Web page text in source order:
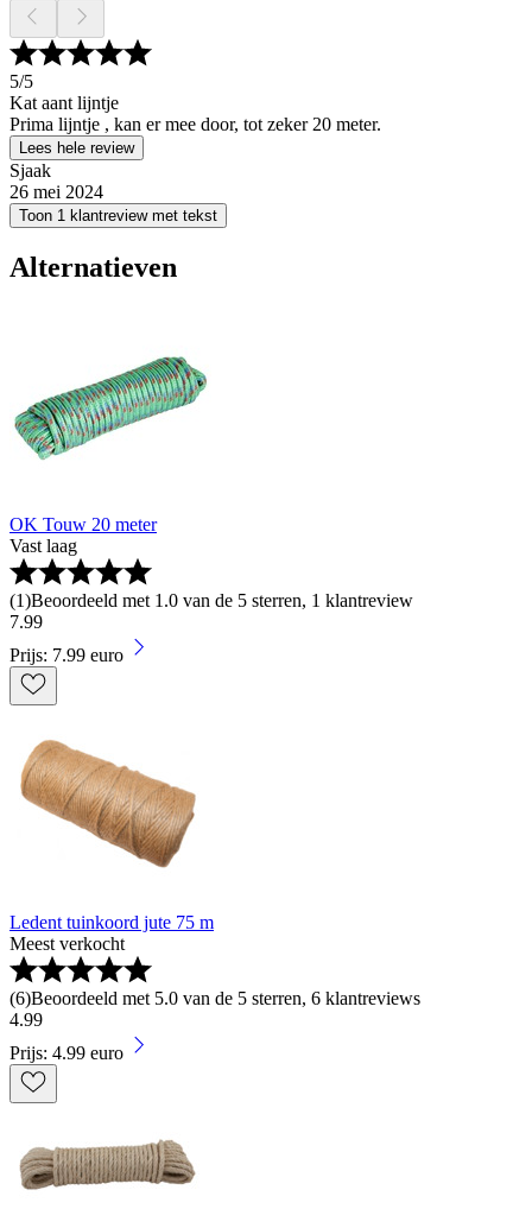
5/5
Kat aant lijntje
Prima lijntje , kan er mee door, tot zeker 20 meter.
Lees hele review
Sjaak
26 mei 2024
Toon 1 klantreview met tekst
Alternatieven
OK Touw 20 meter
Vast laag
(1)Beoordeeld met 1.0 van de 5 sterren, 1 klantreview
7.99
Prijs: 7.99 euro
Ledent tuinkoord jute 75 m
Meest verkocht
(6)Beoordeeld met 5.0 van de 5 sterren, 6 klantreviews
4.99
Prijs: 4.99 euro